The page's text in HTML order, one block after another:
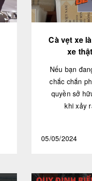
Cà vẹt xe
xe
Nếu bạn
chắc chắn
quyền sở
khi xảy
05/05/2024